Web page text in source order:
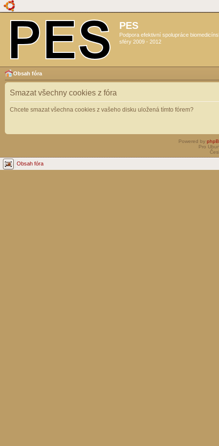
PES
Podpora efektivní spolupráce
sféry 2009 - 2012
Obsah fóra
Smazat všechny cookies z fóra
Chcete smazat všechna cookies z vašeho disku uložená tímto fórem?
Powered by
Pro
Obsah fóra